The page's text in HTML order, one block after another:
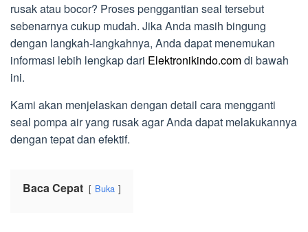
rusak atau bocor? Proses penggantian seal tersebut
sebenarnya cukup mudah. Jika Anda masih bingung
dengan langkah-langkahnya, Anda dapat menemukan
informasi lebih lengkap dari Elektronikindo.comdi bawah
ini.
Kami akan menjelaskan dengan detail cara mengganti
seal pompa air yang rusak agar Anda dapat melakukannya
dengan tepat dan efektif.
Baca Cepat Buka